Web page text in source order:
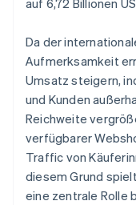
auf 6,72 Billionen
Da der
Aufmerksamkeit
Umsatz steigern,
und Kunden
Reichweite
verfügbarer
Traffic von
diesem Grund
eine zentrale Rolle